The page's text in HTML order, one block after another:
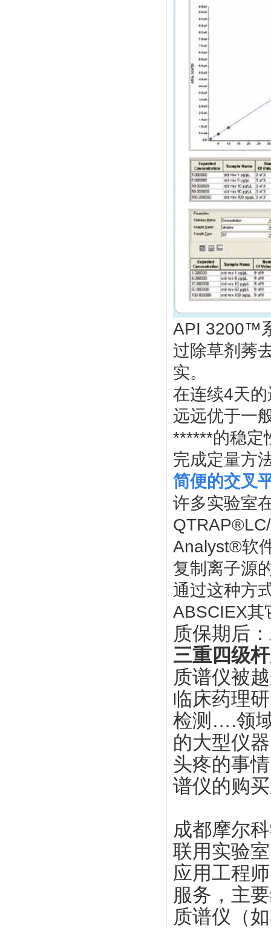
API 3200™
过除草剂莠
实。
在连续4天
远远优于一
******的稳定
完成定量方
简便的交叉
许多实验室
Analyst®软
复制离子源
通过这种方
ABSCIEX其
质保期后
三重四级
质谱仪被
临床药理
检测….领
的大型仪
头疼的事
谱仪的购
成都摩尔
联用实验
应用工程
服务，主
质谱仪（